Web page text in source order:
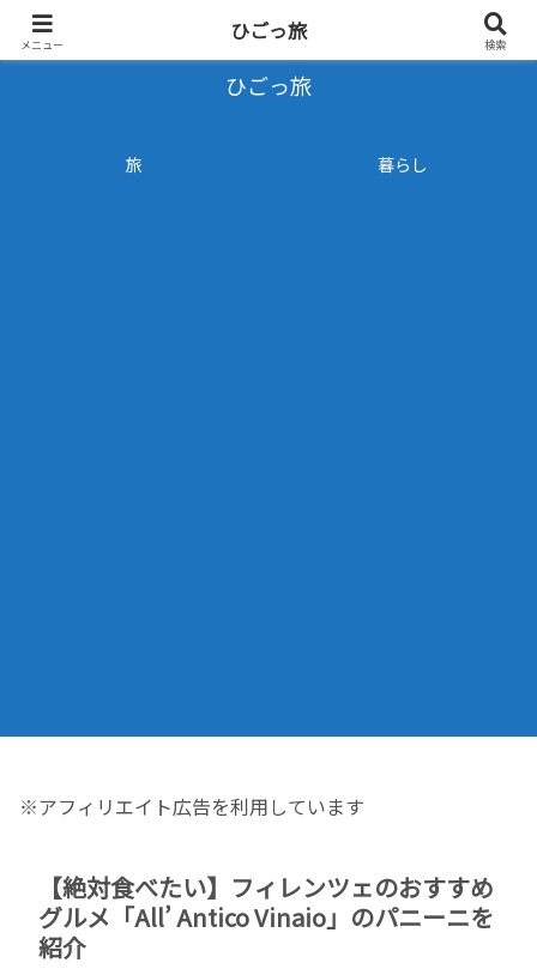
- 旅と暮らしのブログ -
ひごっ旅
旅 暮らし
※アフィリエイト広告を利用しています
【絶対食べたい】フィレンツェのおすすめ
グルメ「All’ Antico Vinaio」のパニーニを
紹介
メニュー
ひごっ旅
検索